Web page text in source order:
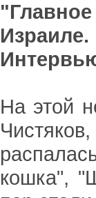
Израиле.
На этой
кошка",